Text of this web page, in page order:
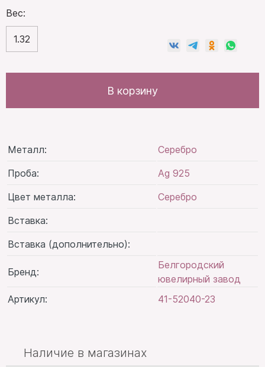
Вес:
1.32
В корзину
Металл:
Серебро
Проба:
Ag 925
Цвет металла:
Серебро
Вставка:
Вставка (дополнительно):
Бренд:
Белгородский
ювелирный завод
Артикул:
41-52040-23
Наличие в магазинах